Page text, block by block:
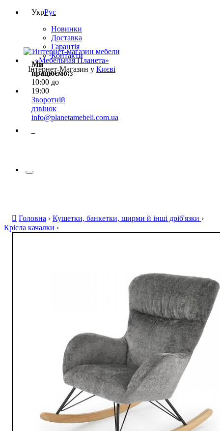
УкрРус
Новинки
Доставка
Гарантія
Контакти
Ми
працюємо:з
10:00 до
19:00
Зворотній
дзвінок
info@planetamebeli.com.ua
Інтернет-Магазин у Києві
Головна › Кушетки, банкетки, ширми й інші дріб'язки ›
Крісла качалки ›